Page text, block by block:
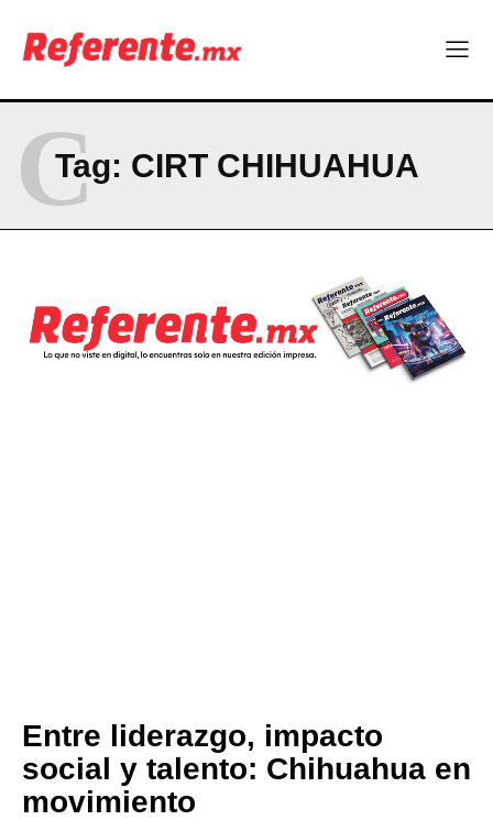
Company
ABOUT
CONTACT
PRIVACY POLICY
Tag: CIRT CHIHUAHUA
C
Entre liderazgo, impacto
social y talento: Chihuahua en
movimiento